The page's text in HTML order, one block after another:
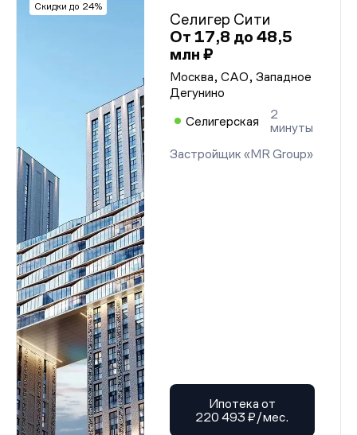
Скидки до 24%
Селигер Сити
От 17,8 до 48,5
млн ₽
Москва, САО, Западное
Дегунино
Селигерская
2
минуты
Застройщик «MR Group»
Ипотека от
220 493 ₽/мес.